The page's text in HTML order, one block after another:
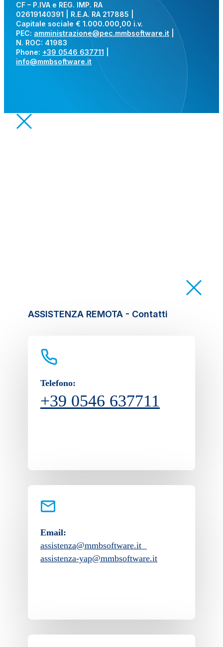
CF – P.IVA e REG. IMP. RA
02619140391 | R.E.A. RA 217885 |
Capitale sociale € 1.000.000,00 i.v.
PEC: amministrazione@pec.mmbsoftware.it
N. ROC: 41983
Phone: +39 0546 637711
info@mmbsoftware.it
ASSISTENZA REMOTA - Contatti
Telefono:
+39 0546 637711
Email:
assistenza@mmbsoftware.it
assistenza-yap@mmbsoftware.it